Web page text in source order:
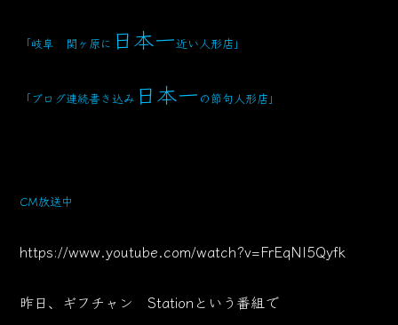
「岐阜 関ヶ原に 日本一近い人形店」
「ブログ連続書き込み 日本一 の節句人形店」
CM放送中
https://www.youtube.com/watch?v=FrEqNI5Qyfk
昨日、 ギフチャン Stationという番組で